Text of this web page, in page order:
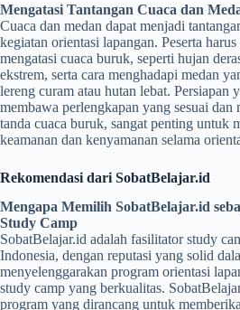
Mengatasi Tantangan Cuaca dan
Cuaca dan medan dapat menjadi
kegiatan orientasi lapangan. Peserta
mengatasi cuaca buruk, seperti hujan
ekstrem, serta cara menghadapi medan
lereng curam atau hutan lebat. Persiapan
membawa perlengkapan yang sesuai dan
tanda cuaca buruk, sangat penting untuk
keamanan dan kenyamanan selama
Rekomendasi dari SobatBelajar.id
Mengapa Memilih SobatBelajar.id
Study Camp
SobatBelajar.id adalah fasilitator study
Indonesia, dengan reputasi yang solid
menyelenggarakan program orientasi
study camp yang berkualitas.
program yang dirancang untuk